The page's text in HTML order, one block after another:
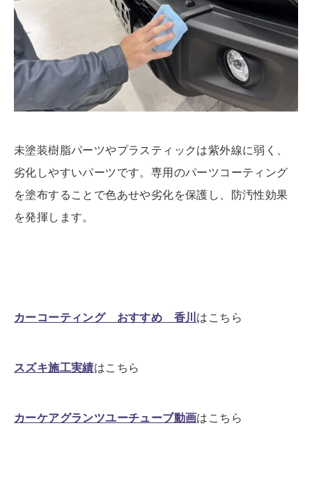
未塗装樹脂パーツやプラスティックは紫外線に弱く、
劣化しやすいパーツです。専用のパーツコーティング
を塗布することで色あせや劣化を保護し、防汚性効果
を発揮します。
カーコーティング おすすめ 香川 はこちら
スズキ施工実績はこちら
カーケアグランツユーチューブ動画はこちら